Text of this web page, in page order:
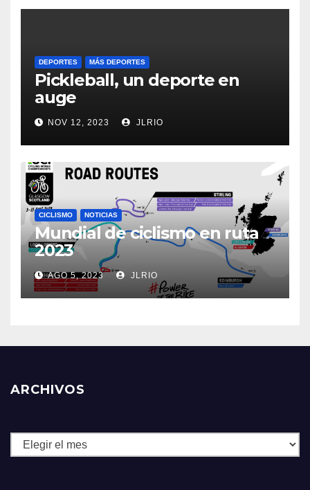
DEPORTES MÁS DEPORTES
Pickleball, un deporte en
auge
NOV 12, 2023 JLRIO
CICLISMO NOTICIAS
Mundial de ciclismo en ruta
2023
AGO 5, 2023 JLRIO
ARCHIVOS
Archivos